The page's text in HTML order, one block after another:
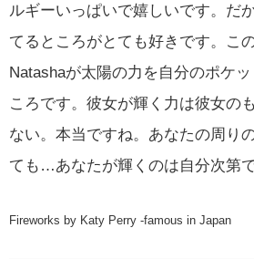
ルギーいっぱいで嬉しいです。だ
てるところがとても好きです。こ
Natashaが太陽の力を自分のポケ
ころです。彼女が輝く力は彼女の
ない。本当ですね。あなたの周り
ても…あなたが輝くのは自分次第で
Fireworks by Katy Perry -famous in Japan